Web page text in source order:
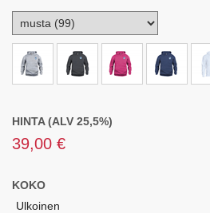
HINTA (ALV 25,5%)
39,00 €
KOKO
Ulkoinen